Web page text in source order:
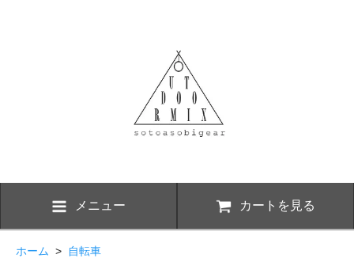
メニュー カートを見る
ホーム > 自転車